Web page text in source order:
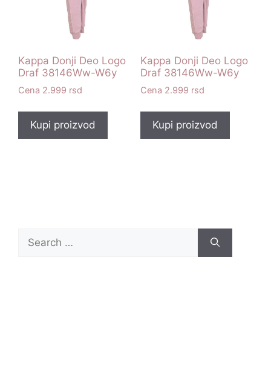
Kappa Donji Deo Logo
Draf 38146Ww-W6y
2.999 rsd
Kupi proizvod
Kappa Donji Deo Logo
Draf 38146Ww-W6y
2.999 rsd
Kupi proizvod